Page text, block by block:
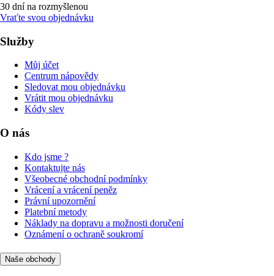
30 dní na rozmyšlenou
Vraťte svou objednávku
Služby
Můj účet
Centrum nápovědy
Sledovat mou objednávku
Vrátit mou objednávku
Kódy slev
O nás
Kdo jsme ?
Kontaktujte nás
Všeobecné obchodní podmínky
Vrácení a vrácení peněz
Právní upozornění
Platební metody
Náklady na dopravu a možnosti doručení
Oznámení o ochraně soukromí
Naše obchody